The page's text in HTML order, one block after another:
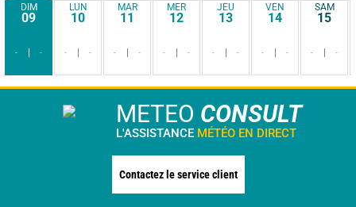
DIM
09
- -
LUN
10
- -
MAR
11
- -
MER
12
- -
JEU
13
- -
VEN
14
- -
SAM
15
- -
METEO CONSULT
L'ASSISTANCE MÉTÉO EN DIRECT
Contactez le service client